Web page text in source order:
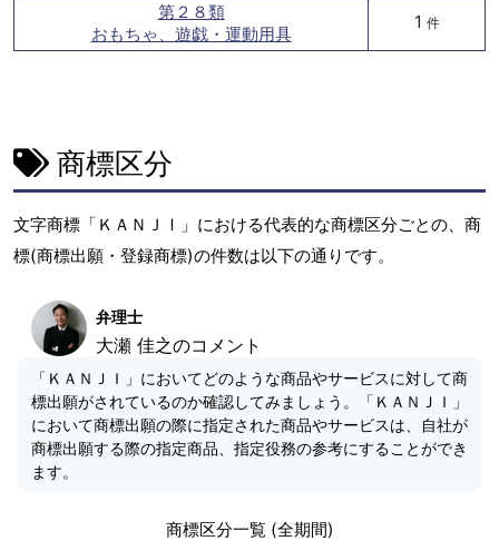
第２８類
おもちゃ、遊戯・運動用具
1 件
商標区分
文字商標「ＫＡＮＪＩ」における代表的な商標区分ごとの、商
標(商標出願・登録商標)の件数は以下の通りです。
弁理士
大瀬 佳之のコメント
「ＫＡＮＪＩ」においてどのような商品やサービスに対して商
標出願がされているのか確認してみましょう。「ＫＡＮＪＩ」
において商標出願の際に指定された商品やサービスは、自社が
商標出願する際の指定商品、指定役務の参考にすることができ
ます。
商標区分一覧 (全期間)